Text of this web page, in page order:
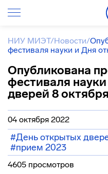
НИУ МИЭТ/Новости/
фестиваля науки и Дня
Опубликована
фестиваля
дверей 8 октября
04 октября 2022
#День открытых
#прием 2023
4605 просмотров